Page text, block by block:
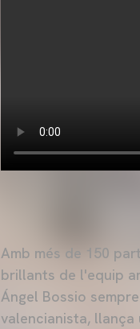
Amb més de 150
brillants de l'equip
Ángel Bossio
valencianista,